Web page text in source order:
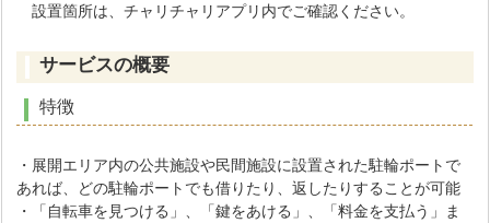
設置箇所は、チャリチャリアプリ内でご確認ください。
サービスの概要
特徴
・展開エリア内の公共施設や民間施設に設置された駐輪ポートで
あれば、どの駐輪ポートでも借りたり、返したりすることが可能
・「自転車を見つける」、「鍵をあける」、「料金を支払う」ま